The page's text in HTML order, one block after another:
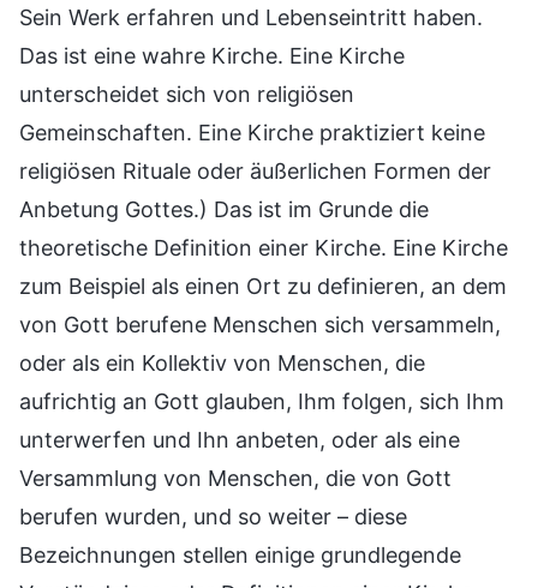
Sein Werk erfahren und Lebenseintritt haben.
Das ist eine wahre Kirche. Eine Kirche
unterscheidet sich von religiösen
Gemeinschaften. Eine Kirche praktiziert keine
religiösen Rituale oder äußerlichen Formen der
Anbetung Gottes.) Das ist im Grunde die
theoretische Definition einer Kirche. Eine Kirche
zum Beispiel als einen Ort zu definieren, an dem
von Gott berufene Menschen sich versammeln,
oder als ein Kollektiv von Menschen, die
aufrichtig an Gott glauben, Ihm folgen, sich Ihm
unterwerfen und Ihn anbeten, oder als eine
Versammlung von Menschen, die von Gott
berufen wurden, und so weiter – diese
Bezeichnungen stellen einige grundlegende